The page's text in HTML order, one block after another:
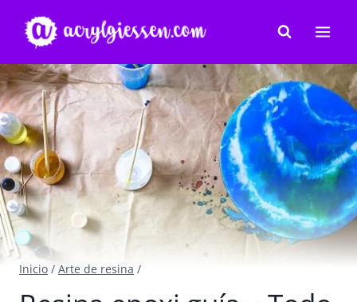
contenido
Inicio / Arte de resina /